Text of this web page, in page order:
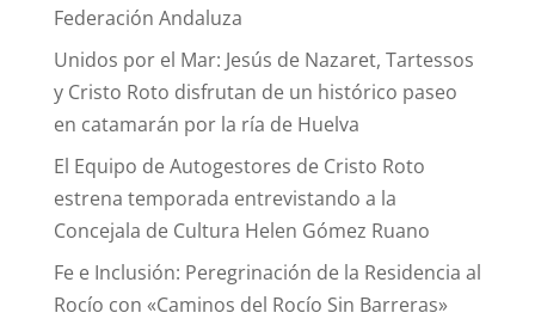
Federación Andaluza
Unidos por el Mar: Jesús de Nazaret, Tartessos
y Cristo Roto disfrutan de un histórico paseo
en catamarán por la ría de Huelva
El Equipo de Autogestores de Cristo Roto
estrena temporada entrevistando a la
Concejala de Cultura Helen Gómez Ruano
Fe e Inclusión: Peregrinación de la Residencia al
Rocío con «Caminos del Rocío Sin Barreras»